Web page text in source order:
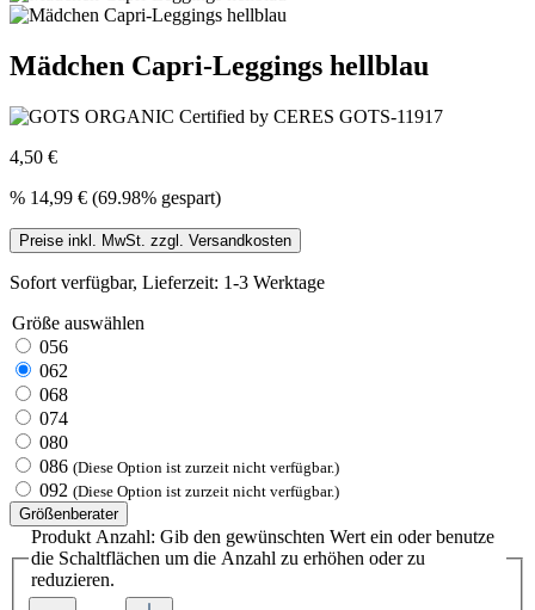
Mädchen Capri-Leggings hellblau
4,50 €
% 14,99 € (69.98% gespart)
Preise inkl. MwSt. zzgl. Versandkosten
Sofort verfügbar, Lieferzeit: 1-3 Werktage
Größe auswählen
056
062
068
074
080
086 (Diese Option ist zurzeit nicht verfügbar.)
092 (Diese Option ist zurzeit nicht verfügbar.)
Größenberater
Produkt Anzahl: Gib den gewünschten Wert ein oder benutze
die Schaltflächen um die Anzahl zu erhöhen oder zu
reduzieren.